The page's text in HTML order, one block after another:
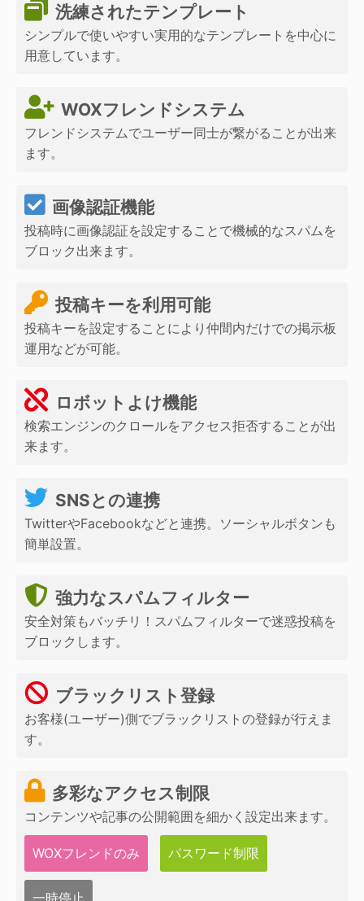
洗練されたテンプレート
シンプルで使いやすい実用的なテンプレートを中心に
用意しています。
WOXフレンドシステム
フレンドシステムでユーザー同士が繋がることが出来
ます。
画像認証機能
投稿時に画像認証を設定することで機械的なスパムを
ブロック出来ます。
投稿キーを利用可能
投稿キーを設定することにより仲間内だけでの掲示板
運用などが可能。
ロボットよけ機能
検索エンジンのクロールをアクセス拒否することが出
来ます。
SNSとの連携
TwitterやFacebookなどと連携。ソーシャルボタンも
簡単設置。
強力なスパムフィルター
安全対策もバッチリ！スパムフィルターで迷惑投稿を
ブロックします。
ブラックリスト登録
お客様(ユーザー)側でブラックリストの登録が行えま
す。
多彩なアクセス制限
コンテンツや記事の公開範囲を細かく設定出来ます。
WOXフレンドのみ パスワード制限
一時停止